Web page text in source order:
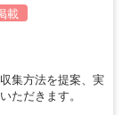
載
集方法を提案、実
ただきます。